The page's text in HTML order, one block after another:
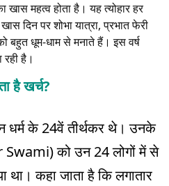
महत्व होता है। यह त्योहार हर
दिन पर शोभा यात्रा, प्रभात फेरी
बहुत धूम-धाम से मनाते हैं। इस वर्ष
है।
है खर्च?
धर्म के 24वें तीर्थकर थे। उनके
Swami) को उन 24 लोगों में से
था। कहा जाता है कि लगातार